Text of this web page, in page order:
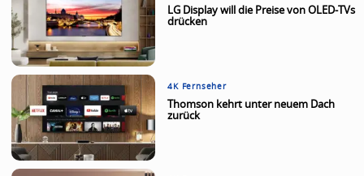
LG Display will die Preise von OLED-TVs
drücken
4K Fernseher
Thomson kehrt unter neuem Dach
zurück